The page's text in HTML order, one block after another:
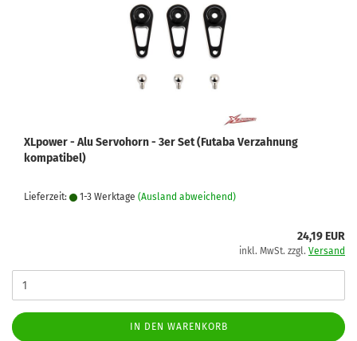
XLpower - Alu Servohorn - 3er Set (Futaba Verzahnung
kompatibel)
Lieferzeit: 1-3 Werktage (Ausland abweichend)
24,19 EUR
inkl. MwSt. zzgl. Versand
IN DEN WARENKORB